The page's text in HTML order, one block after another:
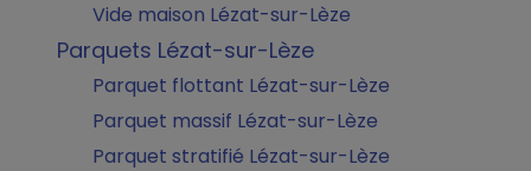
Vide maison Lézat-sur-Lèze
Parquets Lézat-sur-Lèze
Parquet flottant Lézat-sur-Lèze
Parquet massif Lézat-sur-Lèze
Parquet stratifié Lézat-sur-Lèze